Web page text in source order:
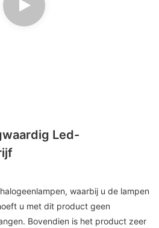
Led-
waarbij u de lampen
u met dit product geen
Bovendien is het product zeer